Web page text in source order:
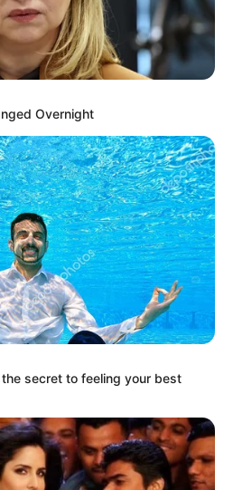
Overnight
secret to feeling your best